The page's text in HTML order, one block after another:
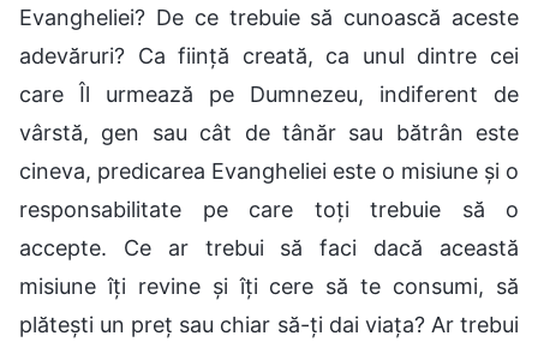
Evangheliei? De ce trebuie să cunoască aceste
adevăruri? Ca ființă creată, ca unul dintre cei
care Îl urmează pe Dumnezeu, indiferent de
vârstă, gen sau cât de tânăr sau bătrân este
cineva, predicarea Evangheliei este o misiune și o
responsabilitate pe care toți trebuie să o
accepte. Ce ar trebui să faci dacă această
misiune îți revine și îți cere să te consumi, să
plătești un preț sau chiar să-ți dai viața? Ar trebui